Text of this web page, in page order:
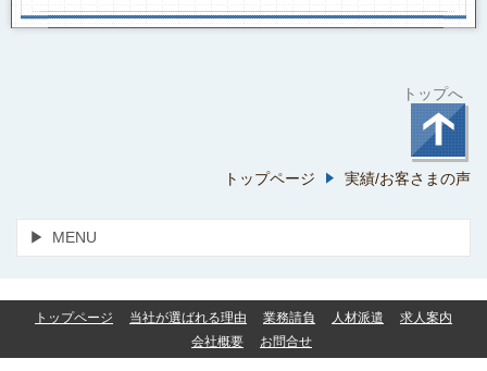
トップへ
トップページ 実績/お客さまの声
MENU
トップページ 当社が選ばれる理由 業務請負 人材派遣
求人案内
会社概要
お問合せ